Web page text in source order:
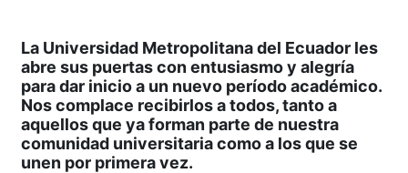
La Universidad Metropolitana del Ecuador les
abre sus puertas con entusiasmo y alegría
para dar inicio a un nuevo período académico.
Nos complace recibirlos a todos, tanto a
aquellos que ya forman parte de nuestra
comunidad universitaria como a los que se
unen por primera vez.